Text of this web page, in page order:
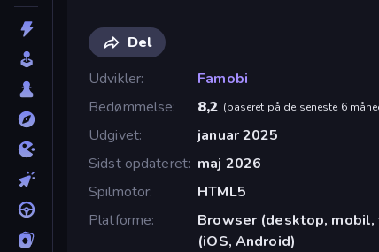
Del
Udvikler
Famobi
Bedømmelse
8,2 (baseret på de seneste 6
Udgivet
januar 2025
Sidst opdateret maj 2026
Spilmotor
HTML5
Platforme
Browser (desktop,
(iOS, Android)